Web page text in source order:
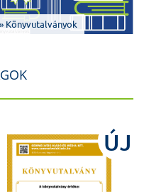
» Könyvutalványok
ÚJ